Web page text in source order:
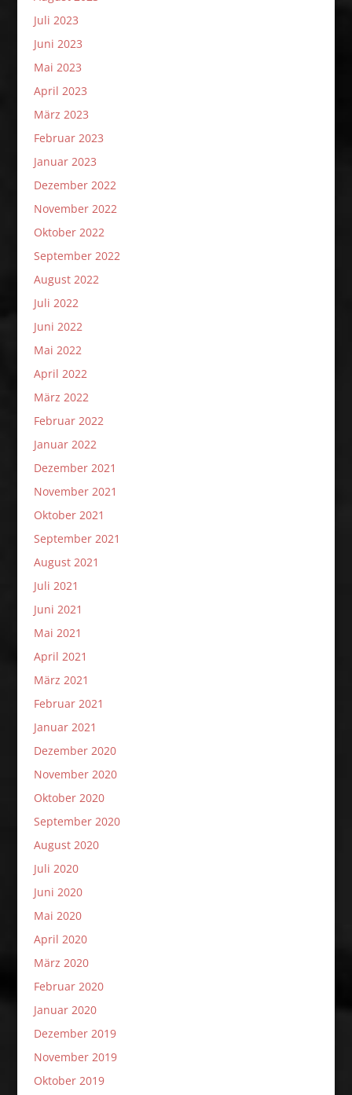
Juli 2023
Juni 2023
Mai 2023
April 2023
März 2023
Februar 2023
Januar 2023
Dezember 2022
November 2022
Oktober 2022
September 2022
August 2022
Juli 2022
Juni 2022
Mai 2022
April 2022
März 2022
Februar 2022
Januar 2022
Dezember 2021
November 2021
Oktober 2021
September 2021
August 2021
Juli 2021
Juni 2021
Mai 2021
April 2021
März 2021
Februar 2021
Januar 2021
Dezember 2020
November 2020
Oktober 2020
September 2020
August 2020
Juli 2020
Juni 2020
Mai 2020
April 2020
März 2020
Februar 2020
Januar 2020
Dezember 2019
November 2019
Oktober 2019